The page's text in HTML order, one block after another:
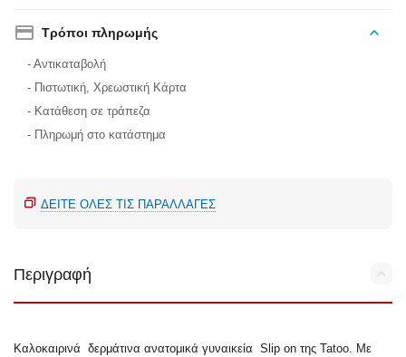
Τρόποι πληρωμής
- Αντικαταβολή
- Πιστωτική, Χρεωστική Κάρτα
- Κατάθεση σε τράπεζα
- Πληρωμή στο κατάστημα
ΔΕΊΤΕ ΌΛΕΣ ΤΙΣ ΠΑΡΑΛΛΑΓΈΣ
Περιγραφή
Καλοκαιρινά δερμάτινα ανατομικά γυναικεία Slip on της Tatoo. Με